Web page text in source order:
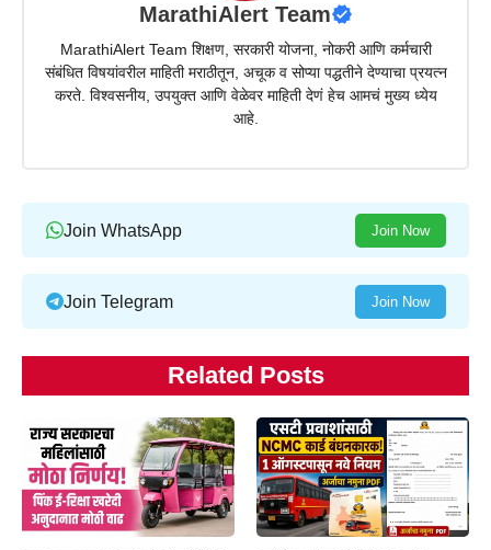
MarathiAlert Team
MarathiAlert Team शिक्षण, सरकारी योजना, नोकरी आणि कर्मचारी
संबंधित विषयांवरील माहिती मराठीतून, अचूक व सोप्या पद्धतीने देण्याचा प्रयत्न
करते. विश्वसनीय, उपयुक्त आणि वेळेवर माहिती देणं हेच आमचं मुख्य ध्येय
आहे.
Join WhatsApp Join Now
Join Telegram Join Now
Related Posts